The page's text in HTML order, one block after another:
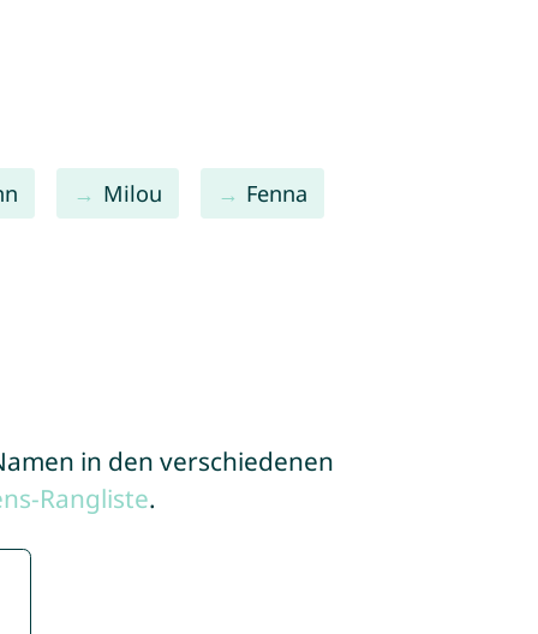
Milou Fenna
in den verschiedenen
Rangliste.